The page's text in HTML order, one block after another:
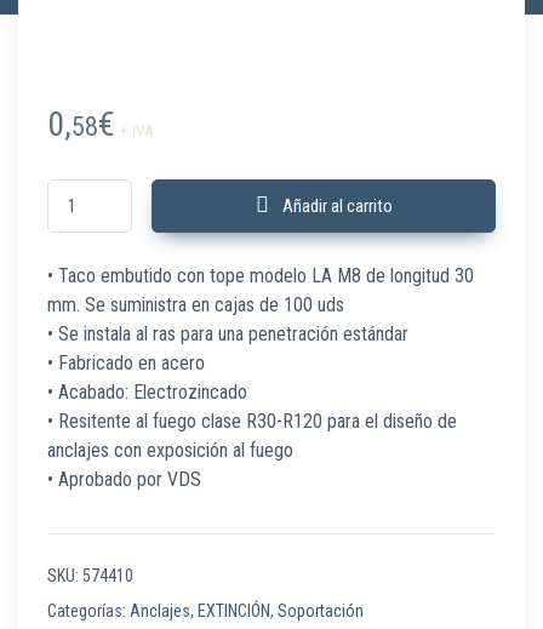
0,58€ + IVA
574410 Taco embutido con tope LA M8 x30mm VdS C/100 Ud cantidad
Añadir al carrito
• Taco embutido con tope modelo LA M8 de longitud 30
mm. Se suministra en cajas de 100 uds
• Se instala al ras para una penetración estándar
• Fabricado en acero
• Acabado: Electrozincado
• Resitente al fuego clase R30-R120 para el diseño de
anclajes con exposición al fuego
• Aprobado por VDS
SKU: 574410
Categorías: Anclajes, EXTINCIÓN, Soportación